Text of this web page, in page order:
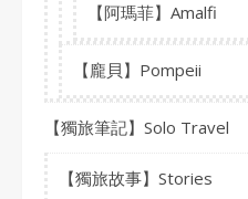
【阿瑪菲】Amalfi
【龐貝】Pompeii
【獨旅筆記】Solo Travel
【獨旅故事】Stories